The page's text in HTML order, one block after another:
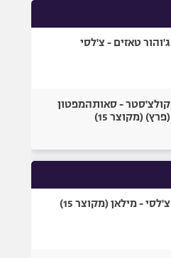
ג'והור טאזים - צ'לסי
קולצ'סטר - סאותהמפטון
(פרץ) (מקוצר 15)
צ'לסי - מילאן (מקוצר 15)